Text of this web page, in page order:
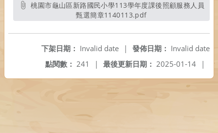
桃園市龜山區新路國民小學113學年度課後照顧服務人員
甄選簡章1140113.pdf另開新視窗
發佈日期： Invalid date
下架日期： Invalid date
|
最後更新日期： 2025-01-14 |
點閱數： 241 |